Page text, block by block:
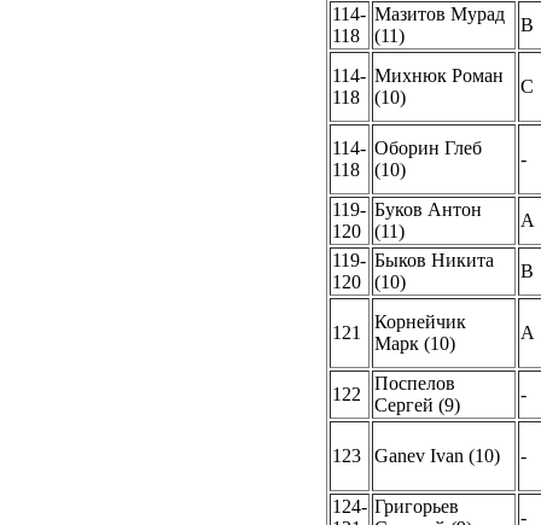
114-
118
Мазитов Мурад
(11)
B
114-
118
Михнюк Роман
(10)
C
114-
118
Оборин Глеб
(10)
-
119-
120
Буков Антон
(11)
A
119-
120
Быков Никита
(10)
B
121
Корнейчик
Марк (10)
A
122
Поспелов
Сергей (9)
-
123 Ganev Ivan (10) -
124- Григорьев
-